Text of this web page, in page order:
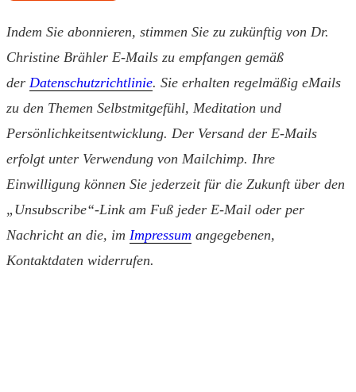
Indem Sie abonnieren, stimmen Sie zu zukünftig von Dr.
Christine Brähler E-Mails zu empfangen gemäß
der Datenschutzrichtlinie. Sie erhalten regelmäßig eMails
zu den Themen Selbstmitgefühl, Meditation und
Persönlichkeitsentwicklung. Der Versand der E-Mails
erfolgt unter Verwendung von Mailchimp. Ihre
Einwilligung können Sie jederzeit für die Zukunft über den
„Unsubscribe“-Link am Fuß jeder E-Mail oder per
Nachricht an die, im Impressum angegebenen,
Kontaktdaten widerrufen.